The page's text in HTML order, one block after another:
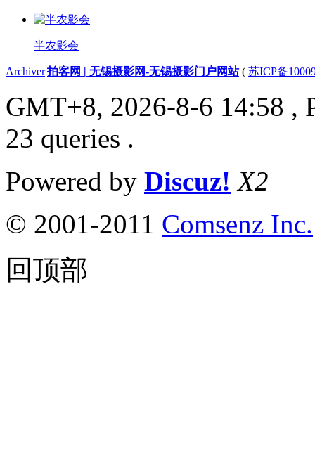
半农影会
Archiver|拍客网 | 无锡摄影网-无锡摄影门户网站( 苏ICP备
GMT+8, 2026-8-6 14:58 ,
23 queries .
Powered by Discuz! X2
© 2001-2011 Comsenz Inc.
回顶部